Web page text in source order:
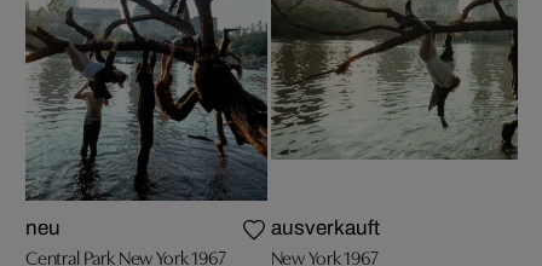
neu
Central Park New York 1967
ausverkauft
New York 1967